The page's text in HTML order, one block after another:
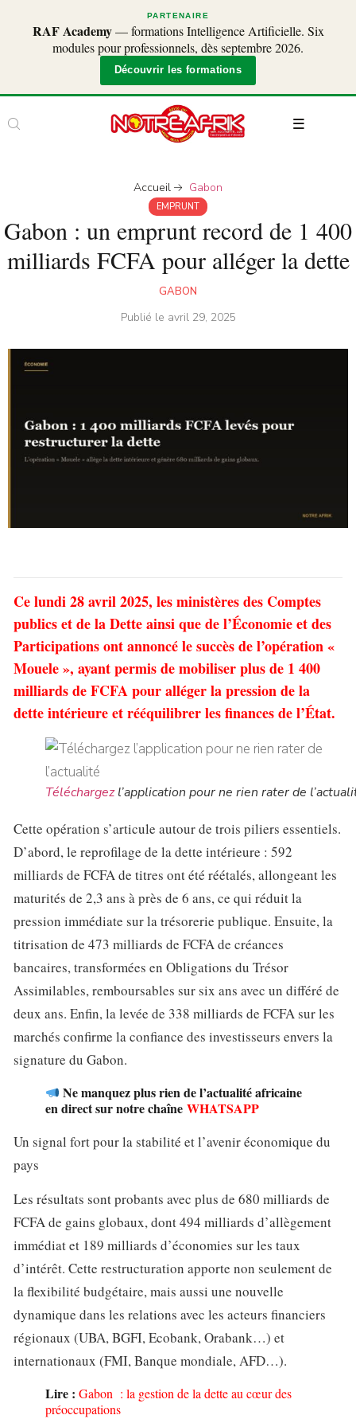
PARTENAIRE
RAF Academy— formations Intelligence Artificielle. Six
modules pour professionnels, dès septembre 2026.
Découvrir les formations
Accueil Gabon
EMPRUNT
Gabon : un emprunt record de 1 400
milliards FCFA pour alléger la dette
GABON
Publié le avril 29, 2025
Ce lundi 28 avril 2025, les ministères des Comptes
publics et de la Dette ainsi que de l’Économie et des
Participations ont annoncé le succès de l’opération «
Mouele », ayant permis de mobiliser plus de 1 400
milliards de FCFA pour alléger la pression de la
dette intérieure et rééquilibrer les finances de l’État.
Téléchargezl’application pour ne rien rater de
Cette opération s’articule autour de trois piliers essentiels.
D’abord, le reprofilage de la dette intérieure : 592
milliards de FCFA de titres ont été réétalés, allongeant les
maturités de 2,3 ans à près de 6 ans, ce qui réduit la
pression immédiate sur la trésorerie publique. Ensuite, la
titrisation de 473 milliards de FCFA de créances
bancaires, transformées en Obligations du Trésor
Assimilables, remboursables sur six ans avec un différé de
deux ans. Enfin, la levée de 338 milliards de FCFA sur les
marchés confirme la confiance des investisseurs envers la
signature du Gabon.
Ne manquez plus rien de l’actualité africaine
en direct sur notre chaîne WHATSAPP
Un signal fort pour la stabilité et l’avenir économique du
pays
Les résultats sont probants avec plus de 680 milliards de
FCFA de gains globaux, dont 494 milliards d’allègement
immédiat et 189 milliards d’économies sur les taux
d’intérêt. Cette restructuration apporte non seulement de
la flexibilité budgétaire, mais aussi une nouvelle
dynamique dans les relations avec les acteurs financiers
régionaux (UBA, BGFI, Ecobank, Orabank…) et
internationaux (FMI, Banque mondiale, AFD…).
Lire : Gabon : la gestion de la dette au cœur des
préoccupations